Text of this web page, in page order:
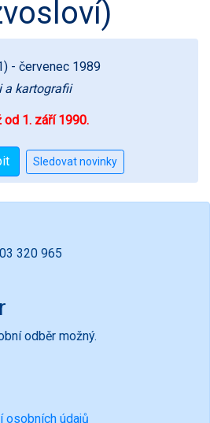
- červenec 1989
a kartografii
od 1. září 1990.
320 965
odběr možný.
osobních údajů